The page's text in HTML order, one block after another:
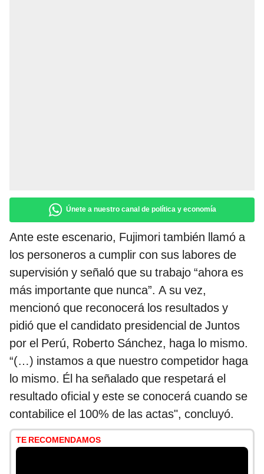
Únete a nuestro canal de política y economía
Ante este escenario, Fujimori también llamó a
los personeros a cumplir con sus labores de
supervisión y señaló que su trabajo “ahora es
más importante que nunca”. A su vez,
mencionó que reconocerá los resultados y
pidió que el candidato presidencial de Juntos
por el Perú, Roberto Sánchez, haga lo mismo.
“(…) instamos a que nuestro competidor haga
lo mismo. Él ha señalado que respetará el
resultado oficial y este se conocerá cuando se
contabilice el 100% de las actas", concluyó.
TE RECOMENDAMOS